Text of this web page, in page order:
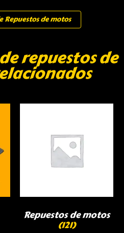
Repuestos de motos
repuestos de
Repuestos de motos
(121)